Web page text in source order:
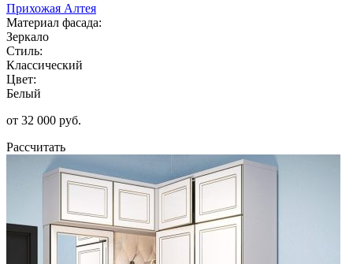
Прихожая Алтея
Материал фасада:
Зеркало
Стиль:
Классический
Цвет:
Белый
от 32 000 руб.
Рассчитать